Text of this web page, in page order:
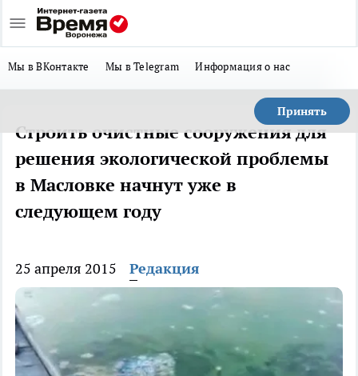
Мы в ВКонтакте Мы в Telegram Информация о нас
Принять
Строить очистные сооружения для
решения экологической проблемы
в Масловке начнут уже в
следующем году
25 апреля 2015 Редакция